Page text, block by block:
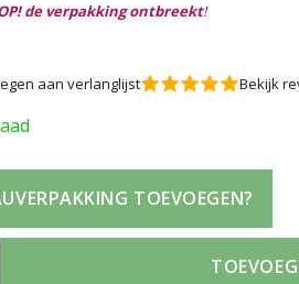
de verpakking ontbreekt!
aan verlanglijst Bekijk
TOEVOEGEN?